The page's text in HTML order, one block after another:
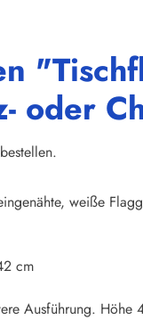
oder
weiße
cm
Ausführung.